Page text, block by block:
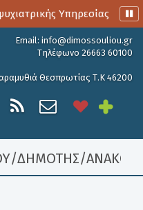
Υπηρεσίας
Email: info@dimossouliou.gr
Τηλέφωνο 26663 60100
Θεσπρωτίας Τ.Κ 46200
/ΔΗΜΟΤΗΣ/